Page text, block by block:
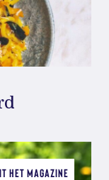
HET MAGAZINE